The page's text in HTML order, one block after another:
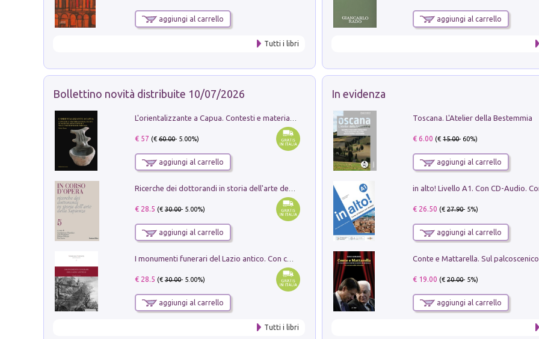
aggiungi al carrello
Tutti i libri
aggiungi al carrello
Bollettino novità distribuite 10/07/2026
€ 57 (€60.00- 5.00%)
aggiungi al carrello
€ 28.5 (€30.00- 5.00%)
aggiungi al carrello
I monumenti funerari del Lazio antico. Con cartella con tavole
€ 28.5 (€30.00- 5.00%)
aggiungi al carrello
Tutti i libri
In evidenza
Toscana. L'Atelier della Bestemmia
€ 6.00 (€15.00- 60%)
aggiungi al carrello
€ 26.50 (€27.90- 5%)
aggiungi al carrello
€ 19.00 (€20.00- 5%)
aggiungi al carrello